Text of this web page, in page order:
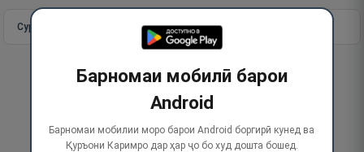
Сураи пурра Идома додан
Барномаи мобилӣ барои
Android
Барномаи мобилии моро барои Android боргирӣ кунед ва
Қуръони Каримро дар ҳар ҷо бо худ дошта бошед.